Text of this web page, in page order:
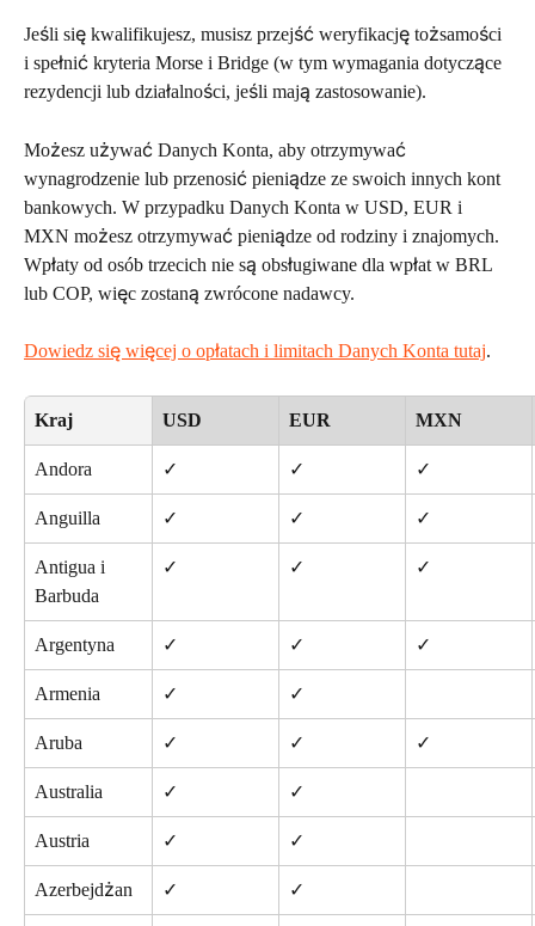
Jeśli się kwalifikujesz, musisz przejść weryfikację tożsamości
i spełnić kryteria Morse i Bridge (w tym wymagania dotyczące
rezydencji lub działalności, jeśli mają zastosowanie).
Możesz używać Danych Konta, aby otrzymywać
wynagrodzenie lub przenosić pieniądze ze swoich innych kont
bankowych. W przypadku Danych Konta w USD, EUR i
MXN możesz otrzymywać pieniądze od rodziny i znajomych.
Wpłaty od osób trzecich nie są obsługiwane dla wpłat w BRL
lub COP, więc zostaną zwrócone nadawcy.
Dowiedz się więcej o opłatach i limitach Danych Konta tutaj.
Kraj USD EUR MXN
Andora ✓ ✓ ✓
Anguilla ✓ ✓ ✓
Antigua i
Barbuda
✓ ✓ ✓
Argentyna ✓ ✓ ✓
Armenia ✓ ✓
Aruba ✓ ✓ ✓
Australia ✓ ✓
Austria ✓ ✓
Azerbejdżan ✓ ✓